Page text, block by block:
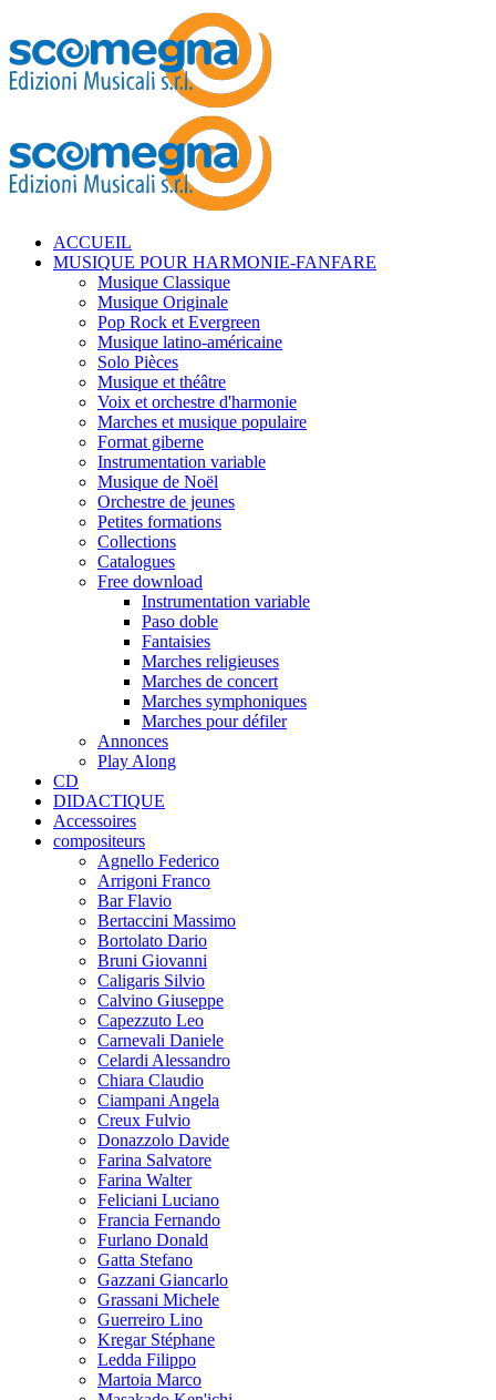
ACCUEIL
MUSIQUE POUR HARMONIE-FANFARE
Musique Classique
Musique Originale
Pop Rock et Evergreen
Musique latino-américaine
Solo Pièces
Musique et théâtre
Voix et orchestre d'harmonie
Marches et musique populaire
Format giberne
Instrumentation variable
Musique de Noël
Orchestre de jeunes
Petites formations
Collections
Catalogues
Free download
Instrumentation variable
Paso doble
Fantaisies
Marches religieuses
Marches de concert
Marches symphoniques
Marches pour défiler
Annonces
Play Along
CD
DIDACTIQUE
Accessoires
compositeurs
Agnello Federico
Arrigoni Franco
Bar Flavio
Bertaccini Massimo
Bortolato Dario
Bruni Giovanni
Caligaris Silvio
Calvino Giuseppe
Capezzuto Leo
Carnevali Daniele
Celardi Alessandro
Chiara Claudio
Ciampani Angela
Creux Fulvio
Donazzolo Davide
Farina Salvatore
Farina Walter
Feliciani Luciano
Francia Fernando
Furlano Donald
Gatta Stefano
Gazzani Giancarlo
Grassani Michele
Guerreiro Lino
Kregar Stéphane
Ledda Filippo
Martoia Marco